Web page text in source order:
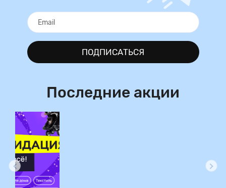
ПОДПИСАТЬСЯ
Последние акции